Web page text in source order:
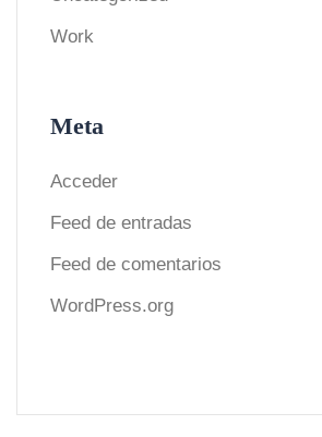
Work
Meta
Acceder
Feed de entradas
Feed de comentarios
WordPress.org